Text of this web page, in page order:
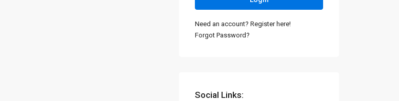
Need an account? Register here!
Forgot Password?
Social Links: